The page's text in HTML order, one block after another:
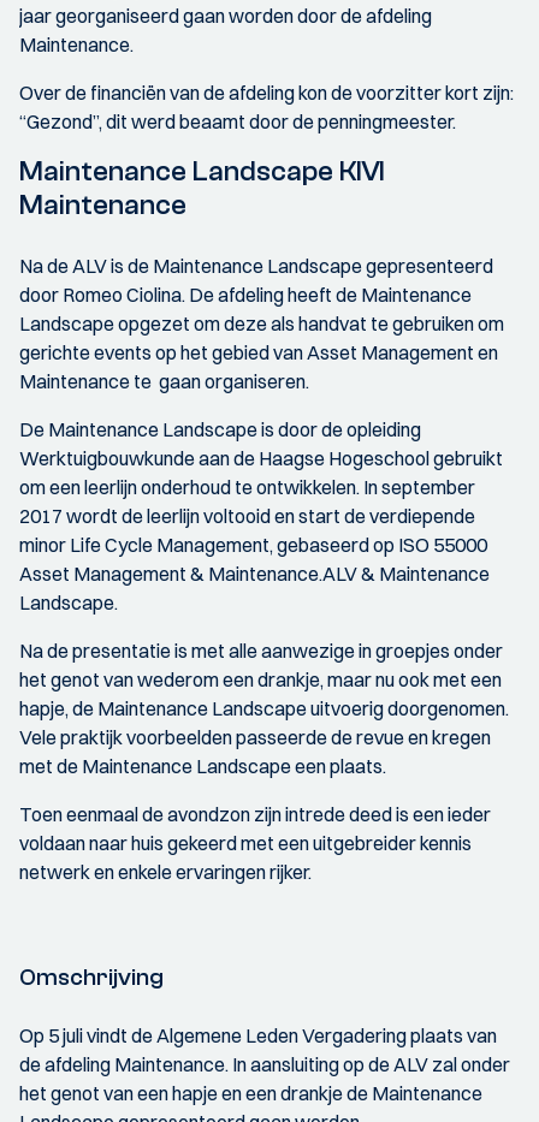
jaar georganiseerd gaan worden door de afdeling
Maintenance.
Over de financiën van de afdeling kon de voorzitter kort zijn:
“Gezond”, dit werd beaamt door de penningmeester.
Maintenance Landscape KIVI
Maintenance
Na de ALV is de Maintenance Landscape gepresenteerd
door Romeo Ciolina. De afdeling heeft de Maintenance
Landscape opgezet om deze als handvat te gebruiken om
gerichte events op het gebied van Asset Management en
Maintenance te gaan organiseren.
De Maintenance Landscape is door de opleiding
Werktuigbouwkunde aan de Haagse Hogeschool gebruikt
om een leerlijn onderhoud te ontwikkelen. In september
2017 wordt de leerlijn voltooid en start de verdiepende
minor Life Cycle Management, gebaseerd op ISO 55000
Asset Management & Maintenance.ALV & Maintenance
Landscape.
Na de presentatie is met alle aanwezige in groepjes onder
het genot van wederom een drankje, maar nu ook met een
hapje, de Maintenance Landscape uitvoerig doorgenomen.
Vele praktijk voorbeelden passeerde de revue en kregen
met de Maintenance Landscape een plaats.
Toen eenmaal de avondzon zijn intrede deed is een ieder
voldaan naar huis gekeerd met een uitgebreider kennis
netwerk en enkele ervaringen rijker.
Omschrijving
Op 5 juli vindt de Algemene Leden Vergadering plaats van
de afdeling Maintenance. In aansluiting op de ALV zal onder
het genot van een hapje en een drankje de Maintenance